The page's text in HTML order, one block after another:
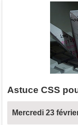
Astuce CSS
Mercredi 23